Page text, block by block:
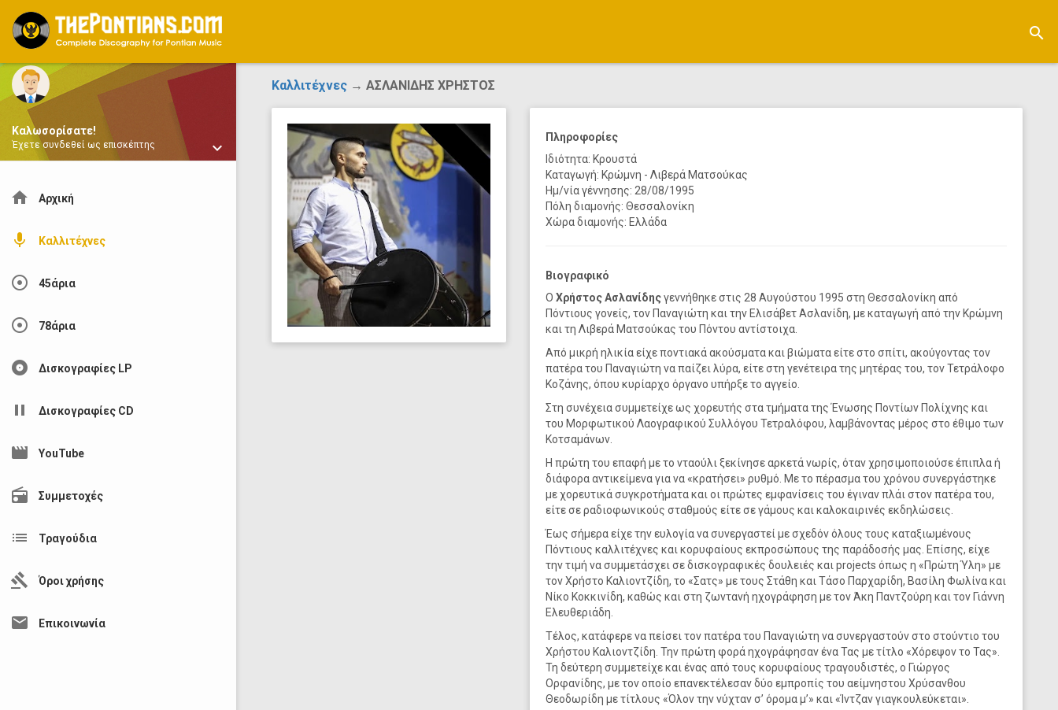
search
Καλωσορίσατε!
Έχετε συνδεθεί ως επισκέπτης keyboard_arrow_down
home Αρχική
mic Καλλιτέχνες
adjust 45άρια
adjust 78άρια
album Δισκογραφίες LP
pause Δισκογραφίες CD
movie YouTube
radio Συμμετοχές
list Τραγούδια
gavel Όροι χρήσης
mail Επικοινωνία
Καλλιτέχνες → ΑΣΛΑΝΙΔΗΣ ΧΡΗΣΤΟΣ
Πληροφορίες
Ιδιότητα: Κρουστά
Καταγωγή: Κρώμνη - Λιβερά Ματσούκας
Ημ/νία γέννησης: 28/08/1995
Πόλη διαμονής: Θεσσαλονίκη
Χώρα διαμονής: Ελλάδα
Βιογραφικό
Ο Χρήστος Ασλανίδηςγεννήθηκε στις 28 Αυγούστου 1995 στη Θεσσαλονίκη από
Πόντιους γονείς, τον Παναγιώτη και την Ελισάβετ Ασλανίδη, με καταγωγή από την Κρώμνη
και τη Λιβερά Ματσούκας του Πόντου αντίστοιχα.
Από μικρή ηλικία είχε ποντιακά ακούσματα και βιώματα είτε στο σπίτι, ακούγοντας τον
πατέρα του Παναγιώτη να παίζει λύρα, είτε στη γενέτειρα της μητέρας του, τον Τετράλοφο
Κοζάνης, όπου κυρίαρχο όργανο υπήρξε το αγγείο.
Στη συνέχεια συμμετείχε ως χορευτής στα τμήματα της Ένωσης Ποντίων Πολίχνης και
του Μορφωτικού Λαογραφικού Συλλόγου Τετραλόφου, λαμβάνοντας μέρος στο έθιμο των
Κοτσαμάνων.
Η πρώτη του επαφή με το νταούλι ξεκίνησε αρκετά νωρίς, όταν χρησιμοποιούσε έπιπλα ή
διάφορα αντικείμενα για να «κρατήσει» ρυθμό. Με το πέρασμα του χρόνου συνεργάστηκε
με χορευτικά συγκροτήματα και οι πρώτες εμφανίσεις του έγιναν πλάι στον πατέρα του,
είτε σε ραδιοφωνικούς σταθμούς είτε σε γάμους και καλοκαιρινές εκδηλώσεις.
Έως σήμερα είχε την ευλογία να συνεργαστεί με σχεδόν όλους τους καταξιωμένους
Πόντιους καλλιτέχνες και κορυφαίους εκπροσώπους της παράδοσής μας. Επίσης, είχε
την τιμή να συμμετάσχει σε δισκογραφικές δουλειές και projects όπως η «Πρώτη Ύλη» με
τον Χρήστο Καλιοντζίδη, το «Σατς» με τους Στάθη και Τάσο Παρχαρίδη, Βασίλη Φωλίνα και
Νίκο Κοκκινίδη, καθώς και στη ζωντανή ηχογράφηση με τον Άκη Παντζούρη και τον Γιάννη
Ελευθεριάδη.
Τέλος, κατάφερε να πείσει τον πατέρα του Παναγιώτη να συνεργαστούν στο στούντιο του
Χρήστου Καλιοντζίδη. Την πρώτη φορά ηχογράφησαν ένα Τας με τίτλο «Χόρεψον το Τας».
Τη δεύτερη συμμετείχε και ένας από τους κορυφαίους τραγουδιστές, ο Γιώργος
Ορφανίδης, με τον οποίο επανεκτέλεσαν δύο εμπροπίς του αείμνηστου Χρύσανθου
Θεοδωρίδη με τίτλους «Όλον την νύχταν σ’ όρομα μ’» και «Ίντζαν γιαγκουλεύκεται».